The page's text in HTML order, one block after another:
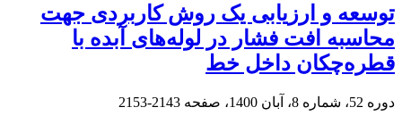
توسعه و ارزیابی یک روش کاربردی جهت
محاسبه افت فشار در لوله‌های آبده با
قطره‌چکان داخل خط
دوره 52، شماره 8، آبان 1400، صفحه 2143-2153